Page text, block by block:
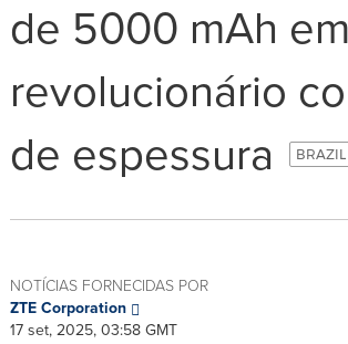
de 5000 mAh
revolucionário
de espessura
NOTÍCIAS FORNECIDAS POR
ZTE Corporation
17 set, 2025, 03:58 GMT